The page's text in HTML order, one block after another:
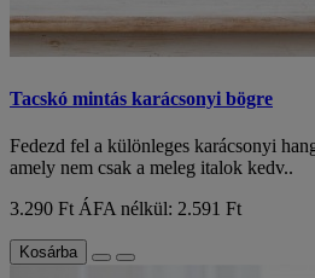
Tacskó mintás karácsonyi bögre
Fedezd fel a különleges karácsonyi
amely nem csak a meleg italok kedv..
3.290 FtÁFA nélkül: 2.591 Ft
Kosárba